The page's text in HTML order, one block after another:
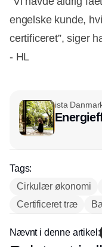
engelske kunde,
certificeret”, siger
- HL
ista
Tags:
Cirkulær økonomi
Certificeret træ
Nævnt i denne artikel: